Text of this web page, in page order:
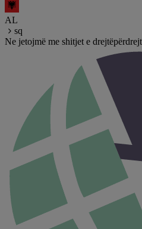
AL
sq
Ne jetojmë me shitjet e